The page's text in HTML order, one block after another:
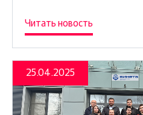
Читать новость
25.04.2025